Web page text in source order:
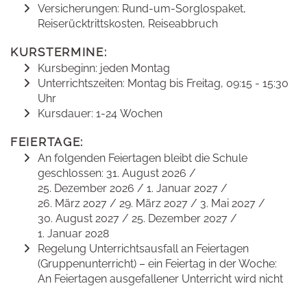
Versicherungen: Rund-um-Sorglospaket,
Reiserücktrittskosten, Reiseabbruch
KURSTERMINE:
Kursbeginn: jeden Montag
Unterrichtszeiten: Montag bis Freitag, 09:15 - 15:30
Uhr
Kursdauer: 1-24 Wochen
FEIERTAGE:
An folgenden Feiertagen bleibt die Schule
geschlossen: 31. August 2026 /
25. Dezember 2026 / 1. Januar 2027 /
26. März 2027 / 29. März 2027 / 3. Mai 2027 /
30. August 2027 / 25. Dezember 2027 /
1. Januar 2028
Regelung Unterrichtsausfall an Feiertagen
(Gruppenunterricht) – ein Feiertag in der Woche:
An Feiertagen ausgefallener Unterricht wird nicht